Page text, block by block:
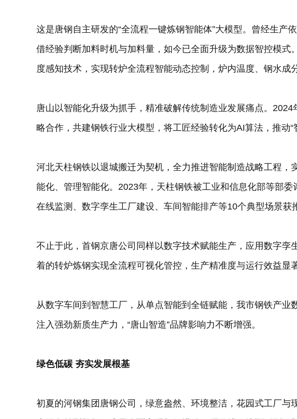
这是唐钢自主研发的“全流程一键炼钢智能体”大模型。曾经生产
借经验判断加料时机与加料量，如今已全面升级为数据智控模式
度感知技术，实现转炉全流程智能动态控制，炉内温度、钢水成
唐山以智能化升级为抓手，精准破解传统制造业发展痛点。
略合作，共建钢铁行业大模型，将工匠经验转化为AI算法，推动“
河北天柱钢铁以退城搬迁为契机，全力推进智能制造战略工程，
能化、管理智能化。2023年，天柱钢铁被工业和信息化部等部委
在线监测、数字孪生工厂建设、车间智能排产等10个典型场景获
不止于此，首钢京唐公司同样以数字技术赋能生产，应用数字孪
着的转炉炼钢实现全流程可视化管控，生产精准度与运行效益显
从数字车间到智慧工厂，从单点智能到全链赋能，我市钢铁产业
注入强劲新质生产力，“唐山智造”品牌影响力不断增强。
绿色低碳 夯实发展根基
初夏的河钢集团唐钢公司，绿意盎然、环境整洁，花园式工厂与